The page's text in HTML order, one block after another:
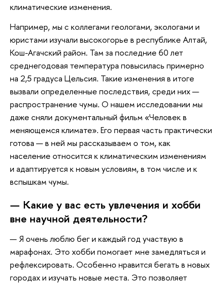
климатические изменения.
Например, мы с коллегами геологами, экологами и
юристами изучали высокогорье в республике Алтай,
Кош-Агачский район. Там за последние 60 лет
среднегодовая температура повысилась примерно
на 2,5 градуса Цельсия. Такие изменения в итоге
вызвали определенные последствия, среди них —
распространение чумы. О нашем исследовании мы
даже сняли документальный фильм «Человек в
меняющемся климате». Его первая часть практически
готова — в ней мы рассказываем о том, как
население относится к климатическим изменениям
и адаптируется к новым условиям, в том числе и к
вспышкам чумы.
— Какие у вас есть увлечения и хобби
вне научной деятельности?
— Я очень люблю бег и каждый год участвую в
марафонах. Это хобби помогает мне замедляться и
рефлексировать. Особенно нравится бегать в новых
городах и изучать новые места. Это позволяет